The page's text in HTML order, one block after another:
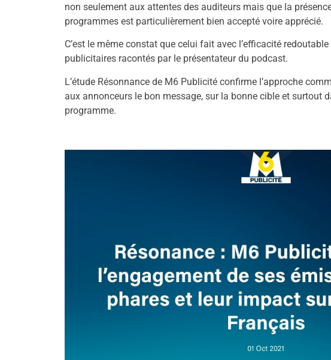
non seulement aux attentes des auditeurs mais que la
programmes est particulièrement bien accepté voire apprécié.
C’est le même constat que celui fait avec l’efficacité redoutable
publicitaires racontés par le présentateur du podcast.
L’étude Résonnance de M6 Publicité confirme l’approche
aux annonceurs le bon message, sur la bonne cible et surtout
programme.